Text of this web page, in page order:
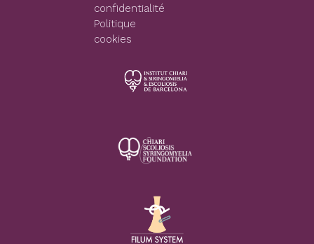
confidentialité
Politique
cookies